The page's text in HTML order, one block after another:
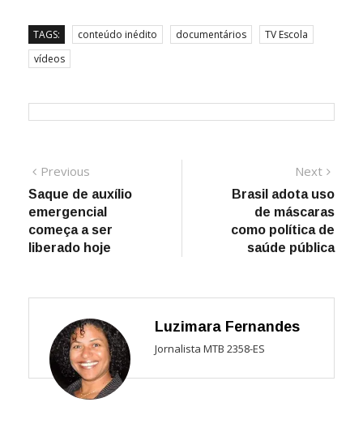
TAGS: conteúdo inédito documentários
TV Escola
vídeos
Navegação
de
Post
Previous
post:
Saque de auxílio
emergencial
começa a ser
liberado hoje
Next
post:
Brasil adota uso
de máscaras
como política de
saúde pública
Luzimara Fernandes
Jornalista MTB 2358-ES